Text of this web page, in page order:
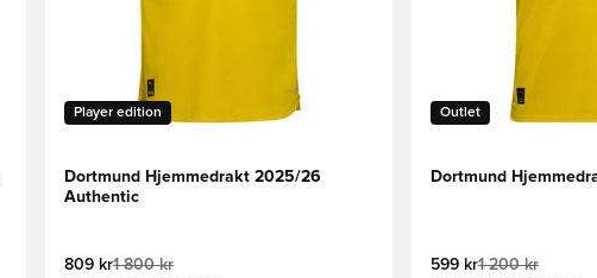
Player edition
Dortmund Hjemmedrakt 2025/26
Authentic
809 kr1 800 kr
Outlet
Dortmund
599 kr1 200 kr